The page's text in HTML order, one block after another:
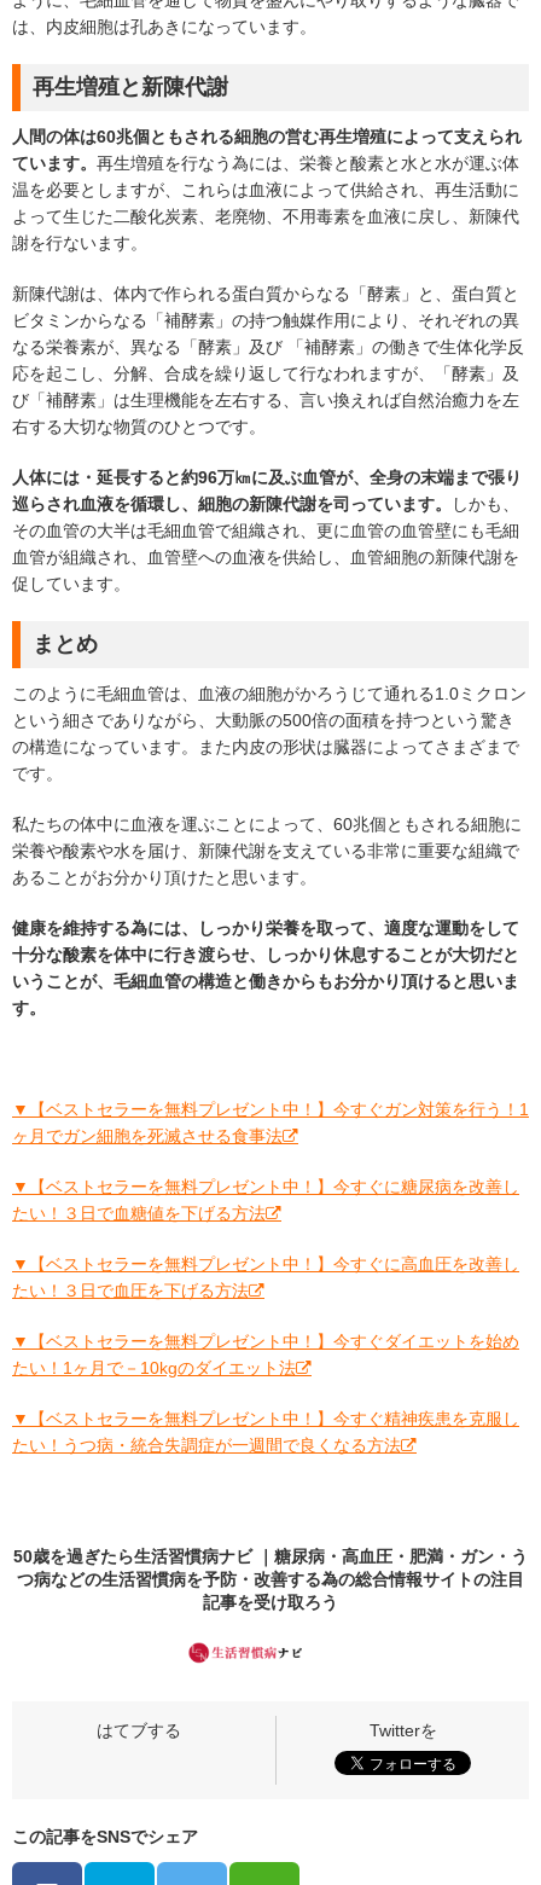
は、内皮細胞は孔あきになっています。
再生増殖と新陳代謝
人間の体は60兆個ともされる細胞の営む再生増殖によって支えられ
ています。 再生増殖を行なう為には、栄養と酸素と水と水が運ぶ体
温を必要としますが、これらは血液によって供給され、再生活動に
よって生じた二酸化炭素、老廃物、不用毒素を血液に戻し、新陳代
謝を行ないます。
新陳代謝は、体内で作られる蛋白質からなる「酵素」と、蛋白質と
ビタミンからなる「補酵素」の持つ触媒作用により、それぞれの異
なる栄養素が、異なる「酵素」及び 「補酵素」の働きで生体化学反
応を起こし、分解、合成を繰り返して行なわれますが、「酵素」及
び「補酵素」は生理機能を左右する、言い換えれば自然治癒力を左
右する大切な物質のひとつです。
人体には・延長すると約96万㎞に及ぶ血管が、全身の末端まで張り
巡らされ血液を循環し、細胞の新陳代謝を司っています。
しかも、
その血管の大半は毛細血管で組織され、更に血管の血管壁にも毛細
血管が組織され、血管壁への血液を供給し、血管細胞の新陳代謝を
促しています。
まとめ
このように毛細血管は、血液の細胞がかろうじて通れる1.0ミクロン
という細さでありながら、大動脈の500倍の面積を持つという驚き
の構造になっています。また内皮の形状は臓器によってさまざまで
です。
私たちの体中に血液を運ぶことによって、60兆個ともされる細胞に
栄養や酸素や水を届け、新陳代謝を支えている非常に重要な組織で
あることがお分かり頂けたと思います。
健康を維持する為には、しっかり栄養を取って、適度な運動をして
十分な酸素を体中に行き渡らせ、しっかり休息することが大切だと
いうことが、毛細血管の構造と働きからもお分かり頂けると思いま
す。
▼【ベストセラーを無料プレゼント中！】今すぐガン対策を行う！1
ヶ月でガン細胞を死滅させる食事法
▼【ベストセラーを無料プレゼント中！】今すぐに糖尿病を改善し
たい！３日で血糖値を下げる方法
▼【ベストセラーを無料プレゼント中！】今すぐに高血圧を改善し
たい！３日で血圧を下げる方法
▼【ベストセラーを無料プレゼント中！】今すぐダイエットを始め
たい！1ヶ月で－10kgのダイエット法
▼【ベストセラーを無料プレゼント中！】今すぐ精神疾患を克服し
たい！うつ病・統合失調症が一週間で良くなる方法
50歳を過ぎたら生活習慣病ナビ ｜糖尿病・高血圧・肥満・ガン・う
つ病などの生活習慣病を予防・改善する為の総合情報サイトの注目
記事を受け取ろう
この記事をSNSでシェア